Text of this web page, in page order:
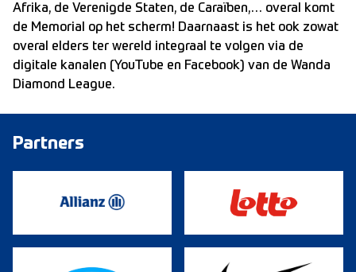
Afrika, de Verenigde Staten, de Caraïben,… overal komt
de Memorial op het scherm! Daarnaast is het ook zowat
overal elders ter wereld integraal te volgen via de
digitale kanalen (YouTube en Facebook) van de Wanda
Diamond League.
Partners